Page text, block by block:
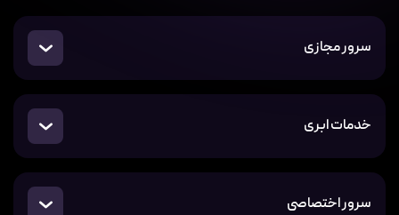
سرور مجازی
خدمات ابری
سرور اختصاصی